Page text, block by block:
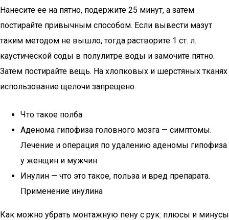
Нанесите ее на пятно, подержите 25 минут, а затем
постирайте привычным способом. Если вывести мазут
таким методом не вышло, тогда растворите 1 ст. л.
каустической соды в полулитре воды и замочите пятно.
Затем постирайте вещь. На хлопковых и шерстяных тканях
использование щелочи запрещено.
Что такое полба
Аденома гипофиза головного мозга — симптомы.
Лечение и операция по удалению аденомы гипофиза
у женщин и мужчин
Инулин — что это такое, польза и вред препарата.
Применение инулина
Как можно убрать монтажную пену с рук: плюсы и минусы